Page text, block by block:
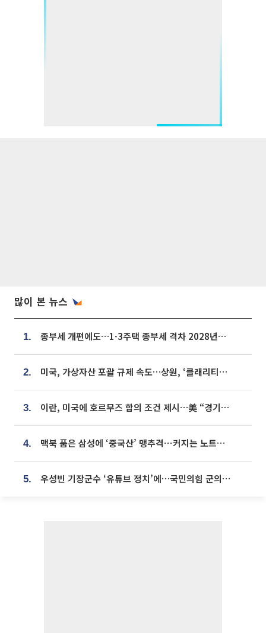
많이 본 뉴스
1. 종부세 개편에도…1·3주택 종부세 격차 2028년부터 확대
2. 미국, 가상자산 포괄 규제 속도…상원, ‘클래리티법’ 9월 절차투표 추진
3. 이란, 미국에 호르무즈 합의 조건 제시…美 “경기 아직 안 끝나” [종합]
4. 맥북 품은 삼성에 ‘중국산’ 맹추격⋯커지는 노트북 OLED 시장
5. 우성빈 기장군수 ‘유튜브 정치’에…국민의힘 군의원들 집단 반발